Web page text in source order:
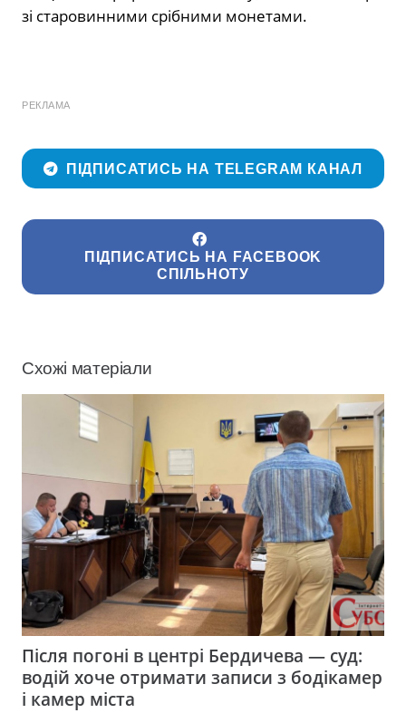
зі старовинними срібними монетами.
РЕКЛАМА
ПІДПИСАТИСЬ НА TELEGRAM КАНАЛ
ПІДПИСАТИСЬ НА FACEBOOK
СПІЛЬНОТУ
Схожі матеріали
Після погоні в центрі Бердичева — суд:
водій хоче отримати записи з бодікамер
і камер міста